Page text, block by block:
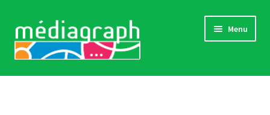
à
la
au
contenu
Menu
Catalogue complet